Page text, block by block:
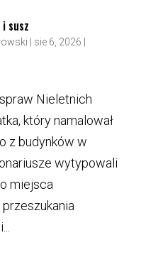
susz
sie 6, 2026
Nieletnich
który namalował
z budynków w
wytypowali
miejsca